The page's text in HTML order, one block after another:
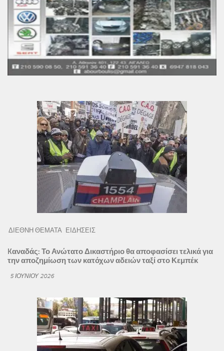
ΔΙΕΘΝΗ ΘΕΜΑΤΑ ΕΙΔΗΣΕΙΣ
Kαναδάς: Το Ανώτατο Δικαστήριο θα αποφασίσει τελικά για
την αποζημίωση των κατόχων αδειών ταξί στο Κεμπέκ
5 ΙΟΥΝΊΟΥ 2026